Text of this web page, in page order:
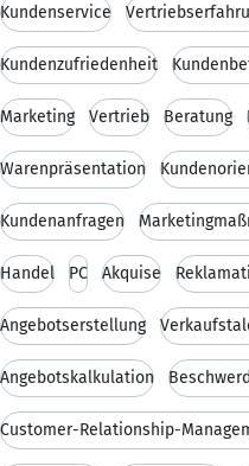
Kundenservice
Kundenzufriedenheit
Marketing Vertrieb Beratung
Warenpräsentation
Kundenanfragen
Handel PC Akquise
Angebotserstellung
Angebotskalkulation
Customer-Relationship-